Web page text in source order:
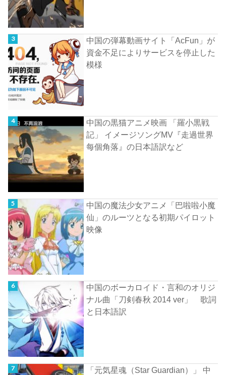
中国の弾幕動画サイト「AcFun」が
資金不足によりサービスを停止した
模様
中国の黒猫アニメ映画 「羅小黒戦
記」 イメージソングMV『走過世界
每個角落』の日本語訳など
中国の魔法少女アニメ「巴啦啦小魔
仙」のルーツとなる初期パイロット
映像
中国のボーカロイド・言和のオリジ
ナル曲「刀剣春秋 2014 ver」 歌詞
と日本語訳
「元気星魂（Star Guardian）」 中